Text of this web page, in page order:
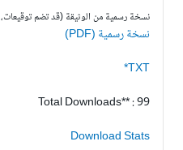
نسخة رسمية من الوثيقة (قد تضم توقيعات، الخ)
نسخة رسمية (PDF)
TXT*
Total Downloads** : 99
Download Stats